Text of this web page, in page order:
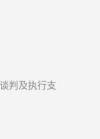
判及执行支